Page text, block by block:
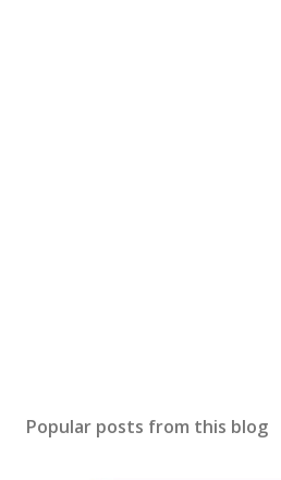
Popular posts from this blog